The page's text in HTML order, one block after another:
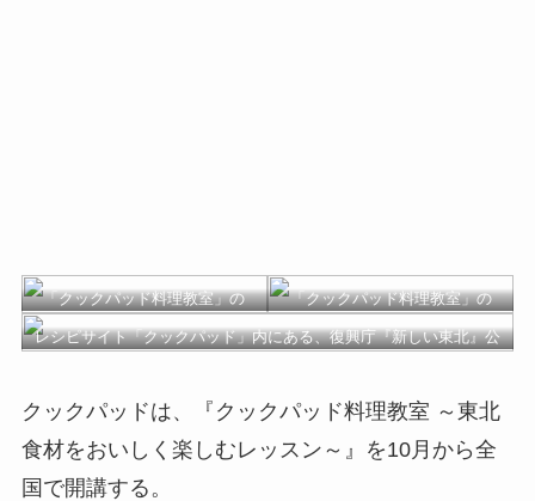
「クックパッド料理教室」の
Webページ（東北食材レッス
ン）
「クックパッド料理教室」の
Webページ（東北食材レッス
ン）
レシピサイト「クックパッド」内にある、復興庁『新しい東北』公
式キッチンページ
クックパッドは、『クックパッド料理教室 ～東北
食材をおいしく楽しむレッスン～』を10月から全
国で開講する。